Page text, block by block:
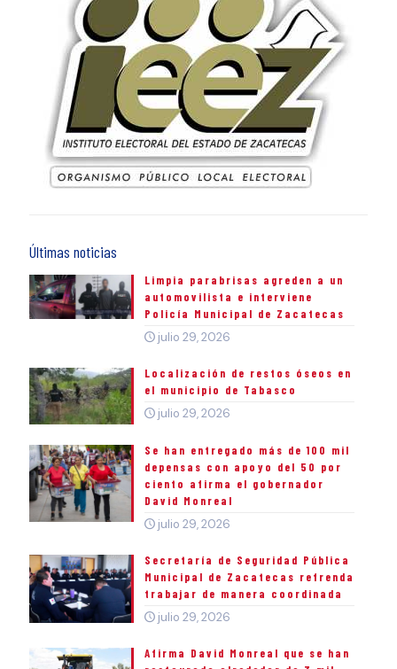
Últimas noticias
Limpia parabrisas agreden a un
automovilista e interviene
Policía Municipal de Zacatecas
julio 29, 2026
Localización de restos óseos en
el municipio de Tabasco
julio 29, 2026
Se han entregado más de 100 mil
depensas con apoyo del 50 por
ciento afirma el gobernador
David Monreal
julio 29, 2026
Secretaría de Seguridad Pública
Municipal de Zacatecas refrenda
trabajar de manera coordinada
julio 29, 2026
Afirma David Monreal que se han